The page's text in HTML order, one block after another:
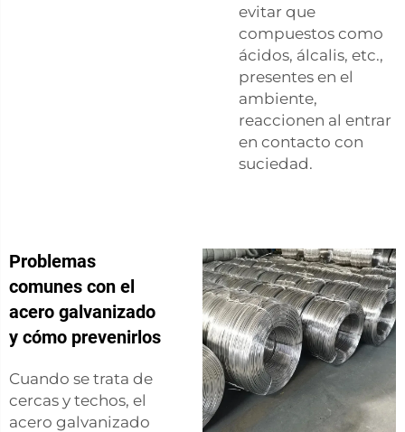
evitar que
compuestos como
ácidos, álcalis, etc.,
presentes en el
ambiente,
reaccionen al entrar
en contacto con
suciedad.
Problemas
comunes con el
acero galvanizado
y cómo prevenirlos
Cuando se trata de
cercas y techos, el
acero galvanizado